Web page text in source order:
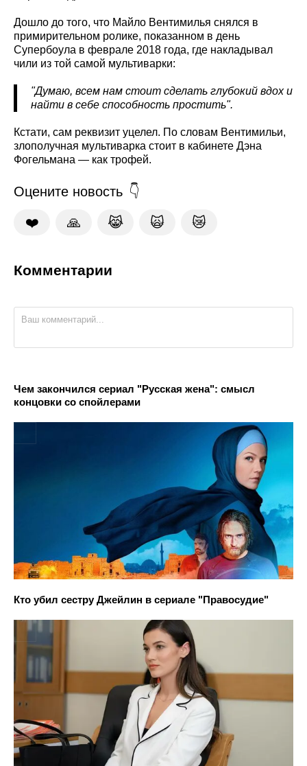
Дошло до того, что Майло Вентимилья снялся в
примирительном ролике, показанном в день
Супербоула в феврале 2018 года, где накладывал
чили из той самой мультиварки:
"Думаю, всем нам стоит сделать глубокий вдох и
найти в себе способность простить".
Кстати, сам реквизит уцелел. По словам Вентимильи,
злополучная мультиварка стоит в кабинете Дэна
Фогельмана — как трофей.
Оцените новость
❤️ 🙏 😹 🙀 😿
Комментарии
Чем закончился сериал "Русская жена": смысл
концовки со спойлерами
Кто убил сестру Джейлин в сериале "Правосудие"